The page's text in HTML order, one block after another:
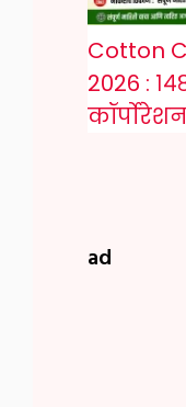
Cotton
2026 :
ad